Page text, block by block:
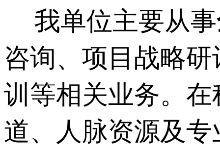
我单位主要从事
咨询、项目战略
训等相关业务。
道、人脉资源及